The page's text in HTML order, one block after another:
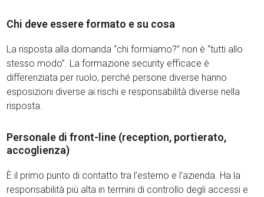
Chi deve essere formato e su cosa
La risposta alla domanda “chi formiamo?” non è “tutti allo
stesso modo”. La formazione security efficace è
differenziata per ruolo, perché persone diverse hanno
esposizioni diverse ai rischi e responsabilità diverse nella
risposta.
Personale di front-line (reception, portierato,
accoglienza)
È il primo punto di contatto tra l’esterno e l’azienda. Ha la
responsabilità più alta in termini di controllo degli accessi e